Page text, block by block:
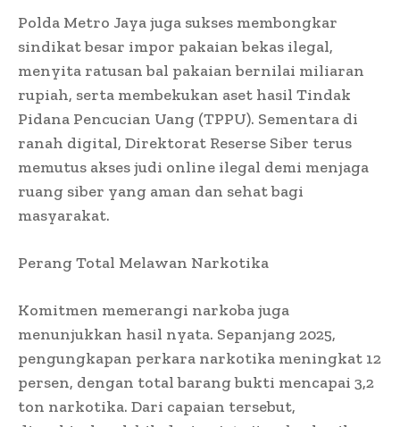
Polda Metro Jaya juga sukses membongkar
sindikat besar impor pakaian bekas ilegal,
menyita ratusan bal pakaian bernilai miliaran
rupiah, serta membekukan aset hasil Tindak
Pidana Pencucian Uang (TPPU). Sementara di
ranah digital, Direktorat Reserse Siber terus
memutus akses judi online ilegal demi menjaga
ruang siber yang aman dan sehat bagi
masyarakat.
Perang Total Melawan Narkotika
Komitmen memerangi narkoba juga
menunjukkan hasil nyata. Sepanjang 2025,
pengungkapan perkara narkotika meningkat 12
persen, dengan total barang bukti mencapai 3,2
ton narkotika. Dari capaian tersebut,